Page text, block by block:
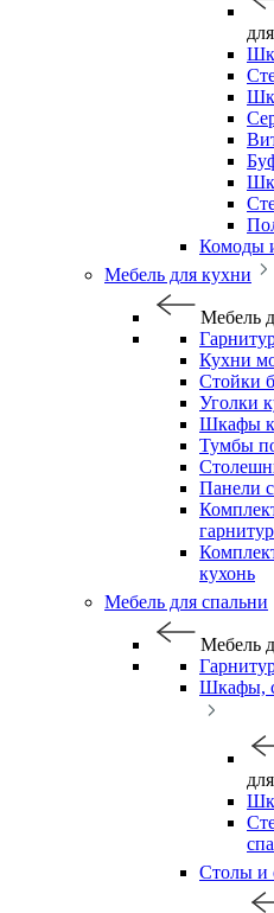
Комоды
Мебель для кухни
Мебель
Кухни
Стойки
Уголки
Шкафы
Тумбы
Панели
кухонь
Мебель для спальни
Мебель
Шкафы,
Столы и